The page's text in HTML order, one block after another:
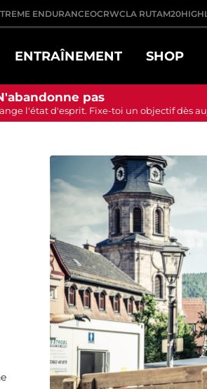
ENDURANCEOCRWCLA RUTAM20
ENTRAÎNEMENT SHOP
pas
l'état d'esprit. Fixe-toi un objectif dès